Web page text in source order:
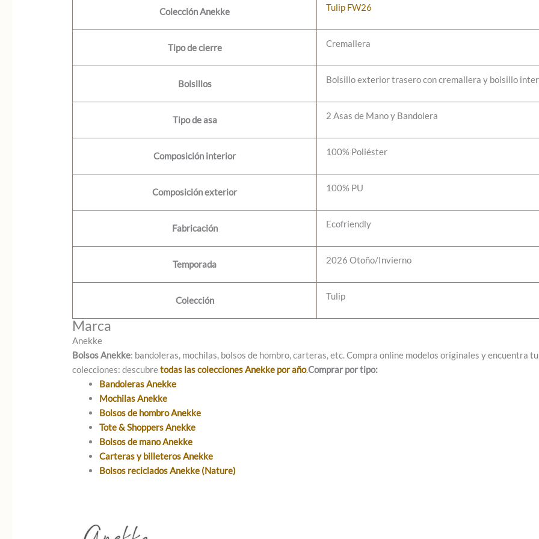
Colección Anekke Tulip FW26
Tipo de cierre Cremallera
Bolsillos Bolsillo exterior trasero con cremallera y bolsillo
Tipo de asa 2 Asas de Mano y Bandolera
Composición interior 100% Poliéster
Composición exterior 100% PU
Fabricación Ecofriendly
Temporada 2026 Otoño/Invierno
Colección Tulip
Marca
Anekke
Bolsos Anekke: bandoleras, mochilas, bolsos de hombro, carteras, etc. Compra online modelos originales y encuentra
colecciones: descubretodas las colecciones Anekke por año.Comprar por tipo:
Bandoleras Anekke
Mochilas Anekke
Bolsos de hombro Anekke
Tote & Shoppers Anekke
Bolsos de mano Anekke
Carteras y billeteros Anekke
Bolsos reciclados Anekke (Nature)